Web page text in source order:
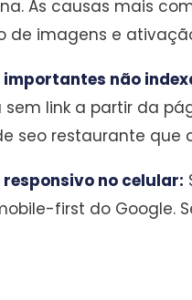
As causas mais
de imagens e
importantes não
sem link a partir da
seo restaurante
responsivo no celular:
first do Google.